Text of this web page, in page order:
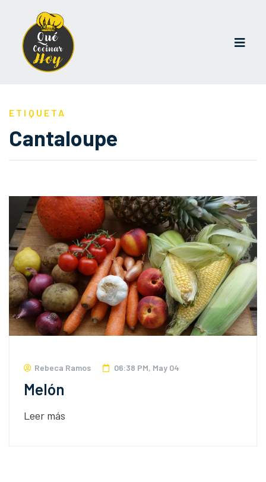
ETIQUETA
Cantaloupe
Rebeca Ramos 06:38 PM, May 04
Melón
Leer más